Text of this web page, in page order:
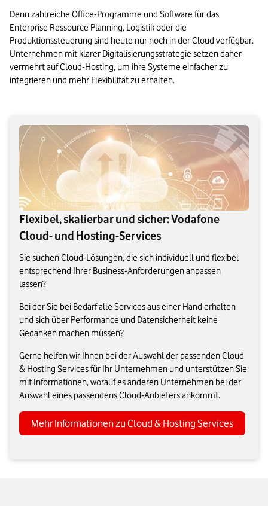
Denn zahlreiche Office-Programme und Software für das
Enterprise Ressource Planning, Logistik oder die
Produktionssteuerung sind heute nur noch in der Cloud verfügbar.
Unternehmen mit klarer Digitalisierungsstrategie setzen daher
vermehrt auf Cloud-Hosting, um ihre Systeme einfacher zu
integrieren und mehr Flexibilität zu erhalten.
Flexibel, skalierbar und sicher: Vodafone
Cloud- und Hosting-Services
Sie suchen Cloud-Lösungen, die sich individuell und flexibel
entsprechend Ihrer Business-Anforderungen anpassen
lassen?
Bei der Sie bei Bedarf alle Services aus einer Hand erhalten
und sich über Performance und Datensicherheit keine
Gedanken machen müssen?
Gerne helfen wir Ihnen bei der Auswahl der passenden Cloud
& Hosting Services für Ihr Unternehmen und unterstützen Sie
mit Informationen, worauf es anderen Unternehmen bei der
Auswahl eines passendens Cloud-Anbieters ankommt.
Mehr Informationen zu Cloud & Hosting Services